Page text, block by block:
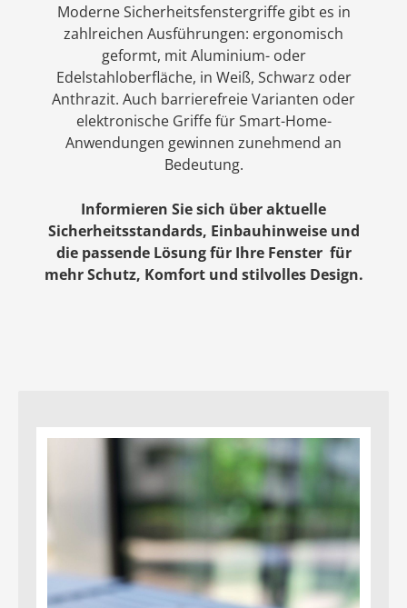
Moderne Sicherheitsfenstergriffe gibt es in
zahlreichen Ausführungen: ergonomisch
geformt, mit Aluminium- oder
Edelstahloberfläche, in Weiß, Schwarz oder
Anthrazit. Auch barrierefreie Varianten oder
elektronische Griffe für Smart-Home-
Anwendungen gewinnen zunehmend an
Bedeutung.
Informieren Sie sich über aktuelle
Sicherheitsstandards, Einbauhinweise und
die passende Lösung für Ihre Fenster für
mehr Schutz, Komfort und stilvolles Design.